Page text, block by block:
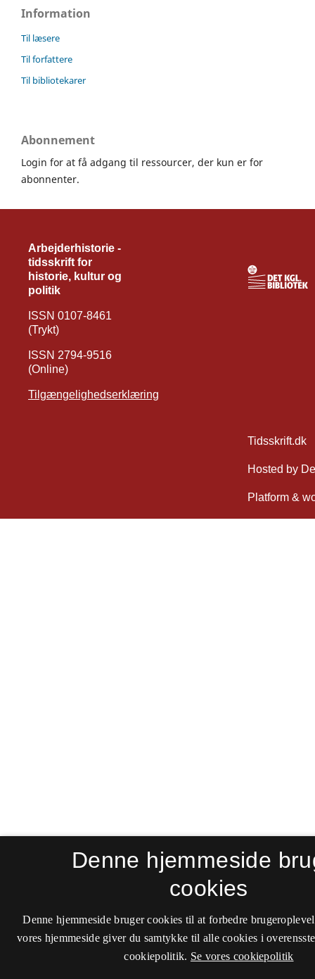
Information
Til læsere
Til forfattere
Til bibliotekarer
Abonnement
Login for at få adgang til ressourcer, der kun er for
abonnenter.
Arbejderhistorie -
tidsskrift for
historie, kultur og
politik
ISSN 0107-8461
(Trykt)
ISSN 2794-9516
(Online)
Tilgængelighedserklæring
Denne hjemmeside
cookies
Denne hjemmeside bruger cookies til at forbedre
vores hjemmeside giver du samtykke til alle cookies i
cookiepolitik. Se vores cookiepolitik